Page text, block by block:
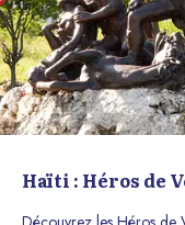
Haïti : Héros de